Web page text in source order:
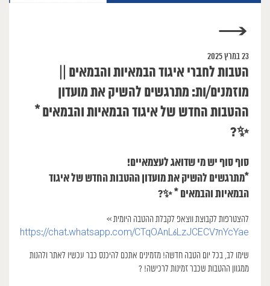
→
23 במרץ 2025
הטבות לחברי איגוד הבמאיות והבמאים ||
מוזמנים/ות: מתרגשים להשיק את מועדון
ההטבות החדש של איגוד הבמאיות והבמאים *
✨?
סוף סוף יש מי שדואג לעצמאיים!
*מתרגשים להשיק את מועדון ההטבות החדש של איגוד
הבמאיות והבמאים * ✨?
להצטרפות לקבוצת ווצאפ לקבלת ההטבה היומית >>
https://chat.whatsapp.com/CTqOAnL6LzJCECV7nYcYae
שימו לב, בכל יום הטבה חדשה! מזמינים אתכם להיכנס כבר עכשיו לאתר ולהנות
ממגוון ההטבות שכבר זמינות לרכישה! ?